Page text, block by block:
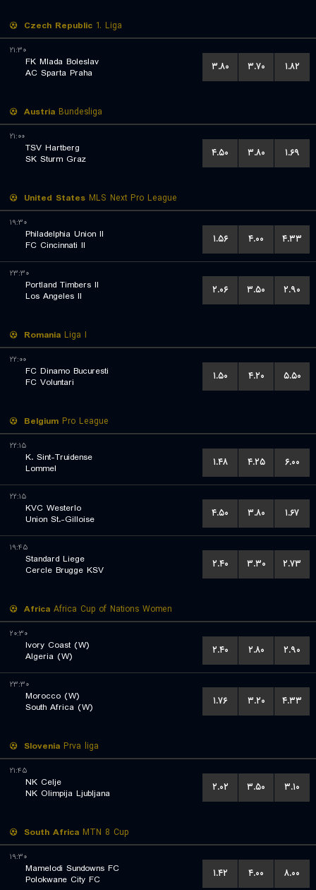
Czech Republic 1. Liga
۲۱:۳۰
FK Mlada Boleslav
AC Sparta Praha
۳.۸۰ ۳.۷۰ ۱.۸۲
Austria Bundesliga
۲۱:۰۰
TSV Hartberg
SK Sturm Graz
۴.۵۰ ۳.۸۰ ۱.۶۹
United States MLS Next Pro League
۱۹:۳۰
Philadelphia Union II
FC Cincinnati II
۱.۵۶ ۴.۰۰ ۴.۳۳
۲۳:۳۰
Portland Timbers II
Los Angeles II
۲.۰۶ ۳.۵۰ ۲.۹۰
Romania Liga I
۲۲:۰۰
FC Dinamo Bucuresti
FC Voluntari
۱.۵۰ ۴.۲۰ ۵.۵۰
Belgium Pro League
۲۲:۱۵
K. Sint-Truidense
Lommel
۱.۴۸ ۴.۲۵ ۶.۰۰
۲۲:۱۵
KVC Westerlo
Union St.-Gilloise
۴.۵۰ ۳.۸۰ ۱.۶۷
۱۹:۴۵
Standard Liege
Cercle Brugge KSV
۲.۴۰ ۳.۳۰ ۲.۷۳
Africa Africa Cup of Nations Women
۲۰:۳۰
Ivory Coast (W)
Algeria (W)
۲.۴۰ ۲.۸۰ ۲.۹۰
۲۳:۳۰
Morocco (W)
South Africa (W)
۱.۷۶ ۳.۲۰ ۴.۳۳
Slovenia Prva liga
۲۱:۴۵
NK Celje
NK Olimpija Ljubljana
۲.۰۲ ۳.۵۰ ۳.۱۰
South Africa MTN 8 Cup
۱۹:۳۰
Mamelodi Sundowns FC
Polokwane City FC
۱.۴۲ ۴.۰۰ ۸.۰۰